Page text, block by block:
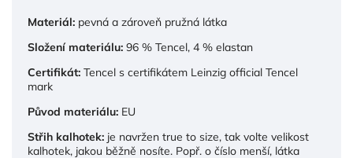
Materiál: pevná a zároveň pružná látka
Složení materiálu: 96 % Tencel, 4 % elastan
Certifikát: Tencel s certifikátem Leinzig official Tencel
mark
Původ materiálu: EU
Střih kalhotek: je navržen true to size, tak volte velikost
kalhotek, jakou běžně nosíte. Popř. o číslo menší, látka